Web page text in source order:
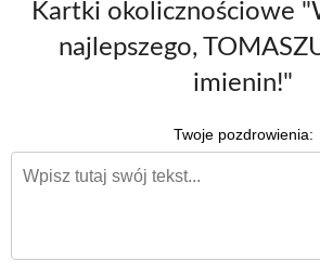
Kartki okolicznościowe
najlepszego,
imienin!"
Twoje pozdrowienia: